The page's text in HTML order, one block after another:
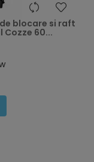
blocare si raft
60...